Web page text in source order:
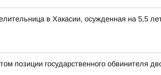
в Хакасии, осужденная на 5,5
позиции государственного обвинителя